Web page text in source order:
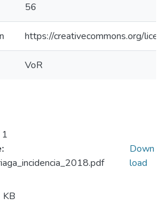
56
https://creativecommons.org/
VoR
Down
load